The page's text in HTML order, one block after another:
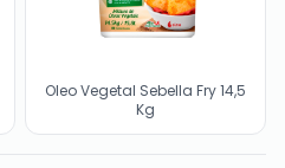
Oleo Vegetal Sebella Fry 14,5
Kg